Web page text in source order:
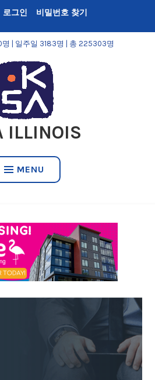
로그인 비밀번호 찾기
| 일주일 3183명 | 총 225303명
ILLINOIS
MENU